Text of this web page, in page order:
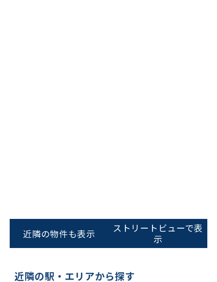
ビルコード：172272
スムーズにご案内できます
近隣の物件も表示
ストリートビューで表
示
近隣の駅・エリアから探す